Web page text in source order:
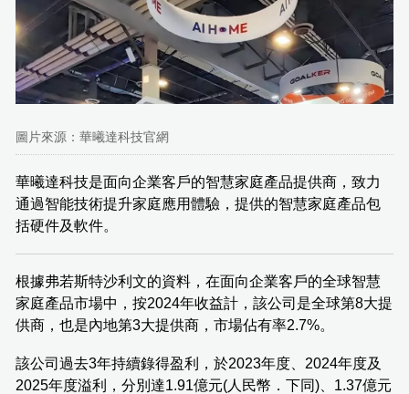
圖片來源：華曦達科技官網
華曦達科技是面向企業客戶的智慧家庭產品提供商，致力
通過智能技術提升家庭應用體驗，提供的智慧家庭產品包
括硬件及軟件。
根據弗若斯特沙利文的資料，在面向企業客戶的全球智慧
家庭產品市場中，按2024年收益計，該公司是全球第8大提
供商，也是內地第3大提供商，市場佔有率2.7%。
該公司過去3年持續錄得盈利，於2023年度、2024年度及
2025年度溢利，分別達1.91億元(人民幣．下同)、1.37億元